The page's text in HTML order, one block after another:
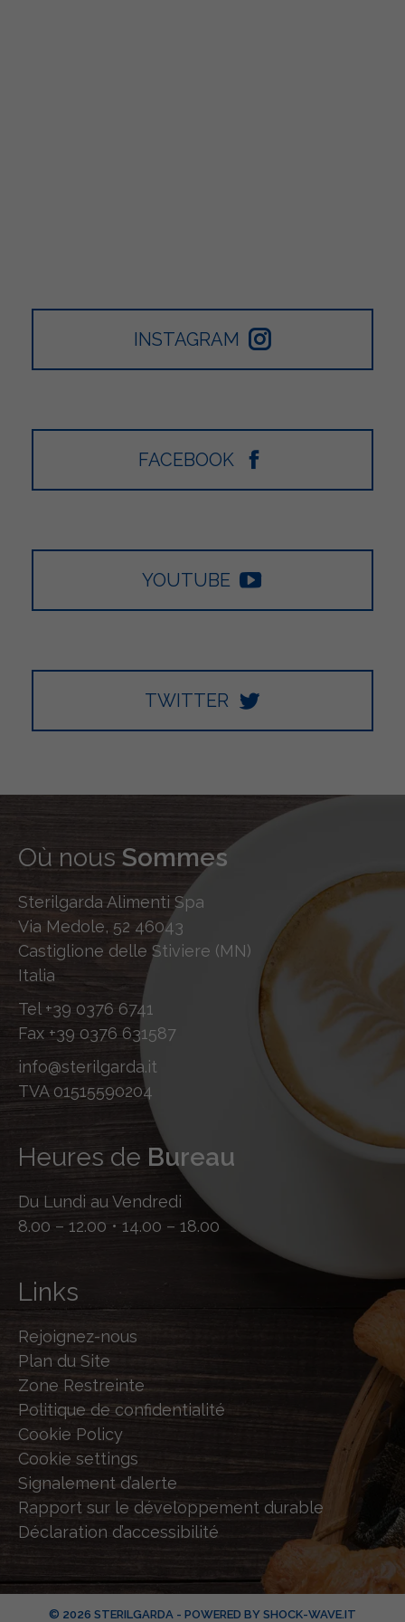
INSTAGRAM
FACEBOOK
YOUTUBE
TWITTER
Où nous Sommes
Sterilgarda Alimenti Spa
Via Medole, 52 46043
Castiglione delle Stiviere (MN)
Italia
Tel +39 0376 6741
Fax +39 0376 631587
info@sterilgarda.it
TVA 01515590204
Heures de Bureau
Du Lundi au Vendredi
8.00 – 12.00 • 14.00 – 18.00
Links
Rejoignez-nous
Plan du Site
Zone Restreinte
Politique de confidentialité
Cookie Policy
Cookie settings
Signalement d’alerte
Rapport sur le développement durable
Déclaration d’accessibilité
© 2026 STERILGARDA - POWERED BY SHOCK-WAVE.IT